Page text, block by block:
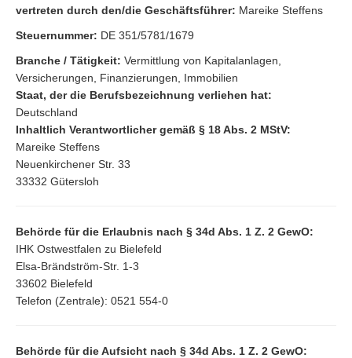
vertreten durch den/die Geschäftsführer: Mareike Steffens
Steuernummer: DE 351/5781/1679
Branche / Tätigkeit: Vermittlung von Kapitalanlagen,
Versicherungen, Finanzierungen, Immobilien
Staat, der die Berufsbezeichnung verliehen hat:
Deutschland
Inhaltlich Verantwortlicher gemäß § 18 Abs. 2 MStV:
Mareike Steffens
Neuenkirchener Str. 33
33332 Gütersloh
Behörde für die Erlaubnis nach § 34d Abs. 1 Z. 2 GewO:
IHK Ostwestfalen zu Bielefeld
Elsa-Brändström-Str. 1-3
33602 Bielefeld
Telefon (Zentrale): 0521 554-0
Behörde für die Aufsicht nach § 34d Abs. 1 Z. 2 GewO: